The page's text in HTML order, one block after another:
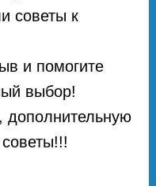
советы к
и помогите
выбор!
дополнительную